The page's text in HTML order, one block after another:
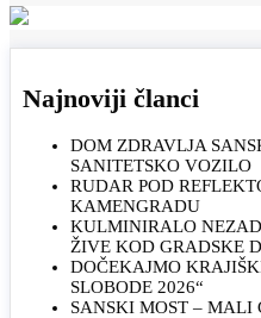
Najnoviji članci
DOM ZDRAVLJA
SANITETSKO VOZILO
RUDAR POD
KAMENGRADU
KULMINIRALO
ŽIVE KOD GRADSKE
DOČEKAJMO
SLOBODE 2026“
SANSKI MOST – MALI